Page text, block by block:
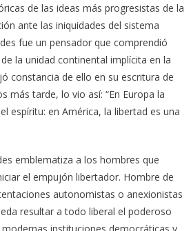
de las ideas más progresistas de la
ante las iniquidades del sistema
fue un pensador que comprendió
la unidad continental implícita en la
constancia de ello en su escritura de
más tarde, lo vio así: “En Europa la
espíritu: en América, la libertad es una
emblematiza a los hombres que
el empujón libertador. Hombre de
autonomistas o anexionistas
resultar a todo liberal el poderoso
instituciones democráticas y